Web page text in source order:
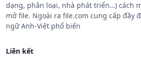
dạng, phân loại, nhà phát triển…) cách
mở file. Ngoài ra file.com cung cấp đầy
ngữ Anh-Việt phổ biến
Liên kết